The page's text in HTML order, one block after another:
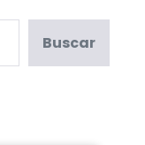
Buscar